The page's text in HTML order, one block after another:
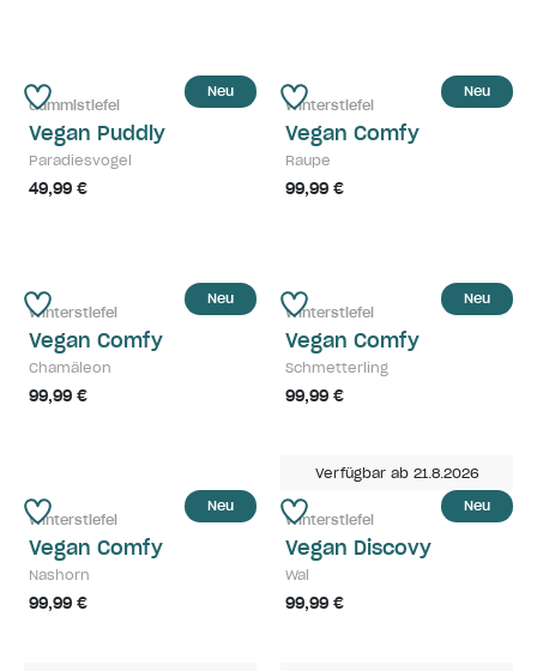
Neu
Gummistiefel
Vegan Puddly
Paradiesvogel
49,99 €
Neu
Winterstiefel
Vegan Comfy
Raupe
99,99 €
Neu
Winterstiefel
Vegan Comfy
Chamäleon
99,99 €
Neu
Winterstiefel
Vegan Comfy
Schmetterling
99,99 €
Neu
Winterstiefel
Vegan Comfy
Nashorn
99,99 €
Verfügbar ab 21.8.2026
Neu
Winterstiefel
Vegan Discovy
Wal
99,99 €